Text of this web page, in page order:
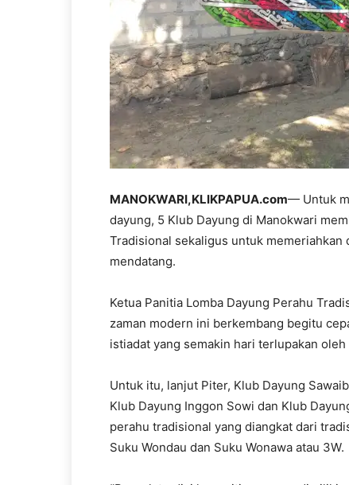
MANOKWARI,KLIKPAPUA.com— Untuk
dayung, 5 Klub Dayung di Manokwari
Tradisional sekaligus untuk memeriahkan
mendatang.
Ketua Panitia Lomba Dayung Perahu
zaman modern ini berkembang begitu
istiadat yang semakin hari terlupakan
Untuk itu, lanjut Piter, Klub Dayung
Klub Dayung Inggon Sowi dan Klub
perahu tradisional yang diangkat dari
Suku Wondau dan Suku Wonawa atau 3W.